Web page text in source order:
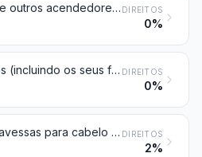
Isqueiros e outros acendedores, mesmo mecânicos ou elétricos, e suas partes, exceto pedras e pavios DIREITOS
0%
Cachimbos (incluindo os seus fornilhos), boquilhas (piteiras) para charutos ou cigarros, e suas partes DIREITOS
0%
Pentes, travessas para cabelo e artigos semelhantes; ganchos (grampos) e alfinetes para cabelo; pinças, onduladores, bigudis (bobes) e artigos semelhantes para penteados, exceto os da posição 8516, e suas partes DIREITOS
2%